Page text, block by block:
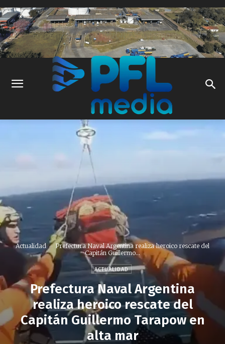
Actualidad
Prefectura Naval Argentina realiza heroico rescate del
Capitán Guillermo...
ACTUALIDAD
Prefectura Naval Argentina
realiza heroico rescate del
Capitán Guillermo Tarapow en
alta mar